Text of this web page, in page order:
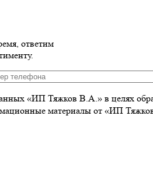
ответим
«ИП Тяжков В.А.» в целях
материалы от «ИП